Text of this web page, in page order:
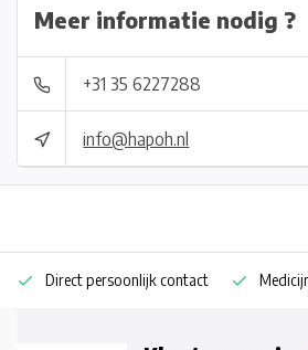
Meer informatie nodig ?
+31 35 6227288
info@hapoh.nl
Direct persoonlijk contact